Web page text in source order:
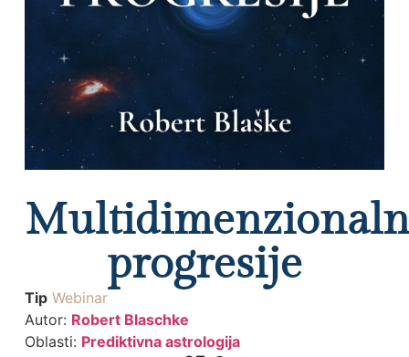
progresije
Tip Webinar
Autor: Robert Blaschke
Oblasti: Prediktivna astrologija